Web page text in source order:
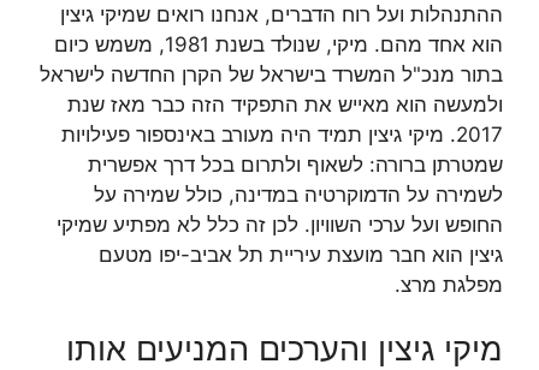
ההתנהלות ועל רוח הדברים, אנחנו רואים שמיקי גיצין
הוא אחד מהם. מיקי, שנולד בשנת 1981, משמש כיום
בתור מנכ"ל המשרד בישראל של הקרן החדשה לישראל
ולמעשה הוא מאייש את התפקיד הזה כבר מאז שנת
2017. מיקי גיצין תמיד היה מעורב באינספור פעילויות
שמטרתן ברורה: לשאוף ולתרום בכל דרך אפשרית
לשמירה על הדמוקרטיה במדינה, כולל שמירה על
החופש ועל ערכי השוויון. לכן זה כלל לא מפתיע שמיקי
גיצין הוא חבר מועצת עיריית תל אביב-יפו מטעם
מפלגת מרצ.
מיקי גיצין והערכים המניעים אותו